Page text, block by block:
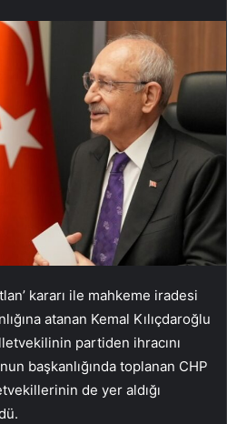
kararı ile mahkeme iradesi
atanan Kemal Kılıçdaroğlu
partiden ihracını
başkanlığında toplanan CHP
de yer aldığı